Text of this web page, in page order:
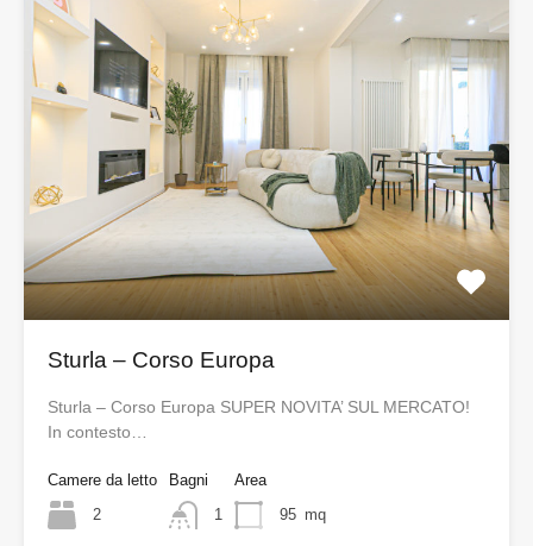
Sturla – Corso Europa
Sturla – Corso Europa SUPER NOVITA’ SUL MERCATO!
In contesto…
Camere da letto
2
Bagni
1
Area
95 mq